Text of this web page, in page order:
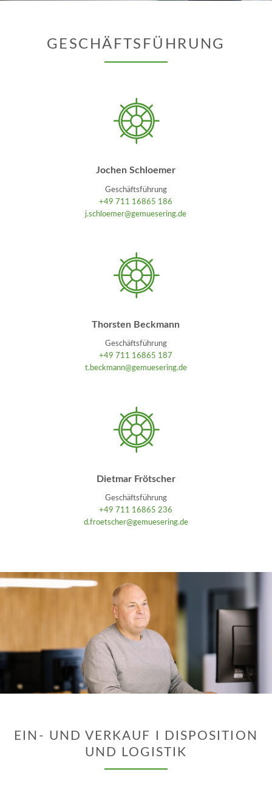
GESCHÄFTSFÜHRUNG
Jochen Schloemer
Geschäftsführung
+49 711 16865 186
j.schloemer@gemuesering.de
Thorsten Beckmann
Geschäftsführung
+49 711 16865 187
t.beckmann@gemuesering.de
Dietmar Frötscher
Geschäftsführung
+49 711 16865 236
d.froetscher@gemuesering.de
EIN- UND VERKAUF I DISPOSITION
UND LOGISTIK